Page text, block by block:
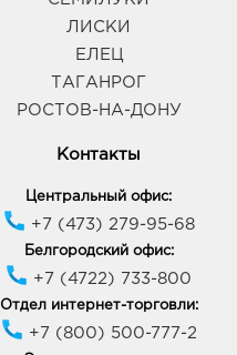
ЛИСКИ
ЕЛЕЦ
ТАГАНРОГ
РОСТОВ-НА-ДОНУ
Контакты
Центральный офис:
+7 (473) 279-95-68
Белгородский офис:
+7 (4722) 733-800
Отдел интернет-торговли:
+7 (800) 500-777-2